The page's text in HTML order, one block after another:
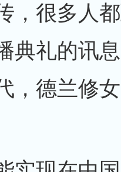
，很多人
典礼的讯
，德兰修